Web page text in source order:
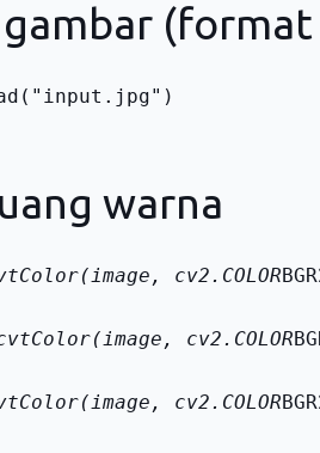
warna
cv2.COLOR
cv2.COLOR
cv2.COLOR